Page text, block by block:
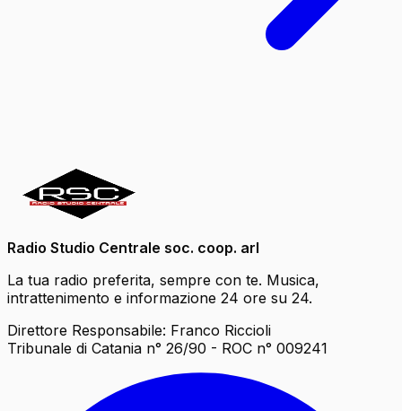
Radio Studio Centrale soc. coop. arl
La tua radio preferita, sempre con te. Musica,
intrattenimento e informazione 24 ore su 24.
Direttore Responsabile: Franco Riccioli
Tribunale di Catania n° 26/90 - ROC n° 009241